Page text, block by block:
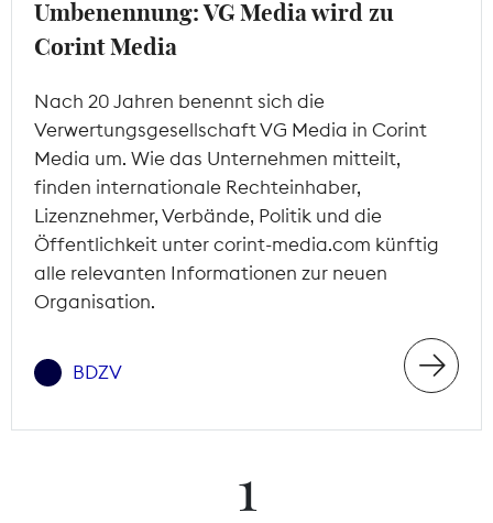
Umbenennung: VG Media wird zu
Corint Media
Nach 20 Jahren benennt sich die
Verwertungsgesellschaft VG Media in Corint
Media um. Wie das Unternehmen mitteilt,
finden internationale Rechteinhaber,
Lizenznehmer, Verbände, Politik und die
Öffentlichkeit unter corint-media.com künftig
alle relevanten Informationen zur neuen
Organisation.
BDZV
1